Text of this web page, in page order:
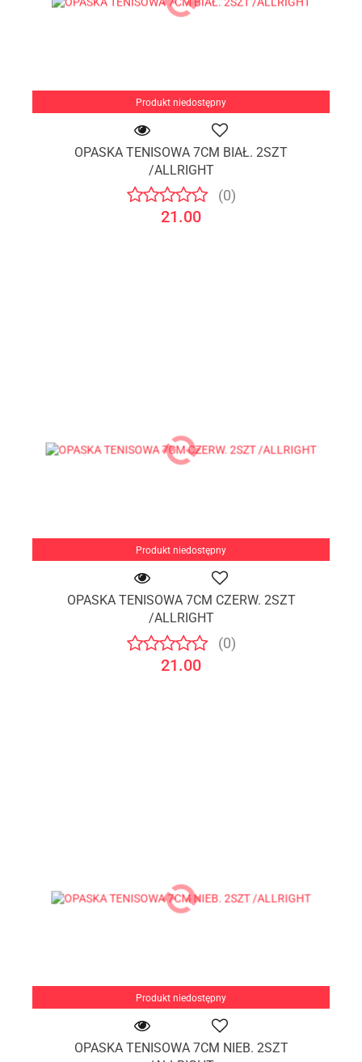
Produkt niedostępny
OPASKA TENISOWA 7CM BIAŁ. 2SZT
/ALLRIGHT
(0)
21.00
Produkt niedostępny
OPASKA TENISOWA 7CM CZERW. 2SZT
/ALLRIGHT
(0)
21.00
Produkt niedostępny
OPASKA TENISOWA 7CM NIEB. 2SZT